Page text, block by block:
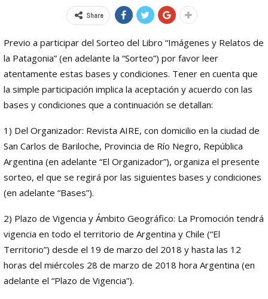
Share
Previo a participar del Sorteo del Libro “Imágenes y Relatos de
la Patagonia” (en adelante la “Sorteo”) por favor leer
atentamente estas bases y condiciones. Tener en cuenta que
la simple participación implica la aceptación y acuerdo con las
bases y condiciones que a continuación se detallan:
1) Del Organizador: Revista AIRE, con domicilio en la ciudad de
San Carlos de Bariloche, Provincia de Río Negro, República
Argentina (en adelante “El Organizador”), organiza el presente
sorteo, el que se regirá por las siguientes bases y condiciones
(en adelante “Bases”).
2) Plazo de Vigencia y Ámbito Geográfico: La Promoción tendrá
vigencia en todo el territorio de Argentina y Chile (“El
Territorio”) desde el 19 de marzo del 2018 y hasta las 12
horas del miércoles 28 de marzo de 2018 hora Argentina (en
adelante el “Plazo de Vigencia”).